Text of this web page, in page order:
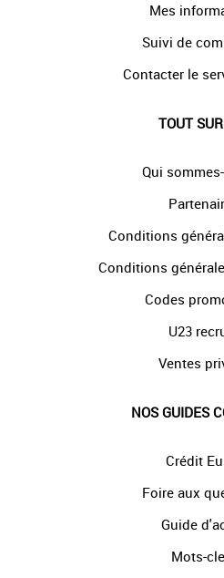
Mes
Suivi de
Contacter le
TOUT
Qui
Conditions
Conditions
Codes
U23
Ventes
NOS GUIDES
Crédit
Foire aux
Guide
Mots-